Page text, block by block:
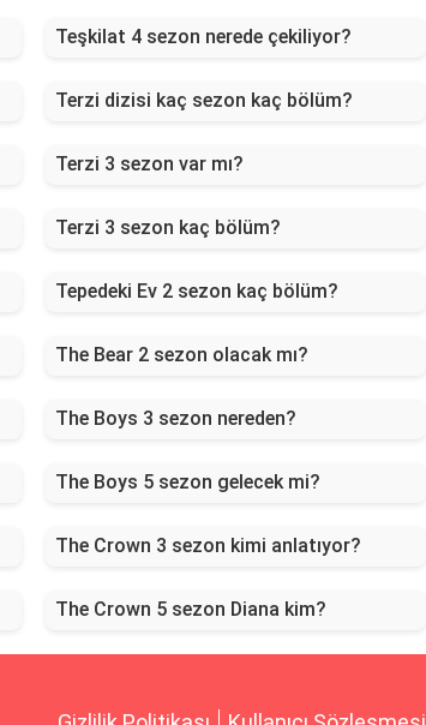
Teşkilat 4 sezon nerede çekiliyor?
Terzi dizisi kaç sezon kaç bölüm?
Terzi 3 sezon var mı?
Terzi 3 sezon kaç bölüm?
Tepedeki Ev 2 sezon kaç bölüm?
The Bear 2 sezon olacak mı?
The Boys 3 sezon nereden?
The Boys 5 sezon gelecek mi?
The Crown 3 sezon kimi anlatıyor?
The Crown 5 sezon Diana kim?